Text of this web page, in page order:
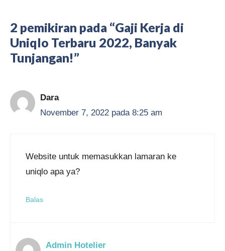
2 pemikiran pada “Gaji Kerja di
Uniqlo Terbaru 2022, Banyak
Tunjangan!”
Dara
November 7, 2022 pada 8:25 am
Website untuk memasukkan lamaran ke
uniqlo apa ya?
Balas
Admin Hotelier